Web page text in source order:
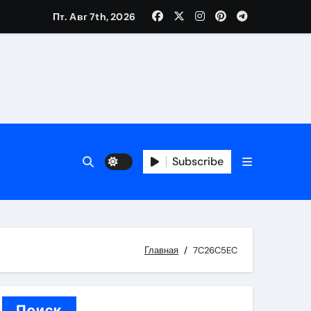
ресниц и депиляции
и обустройства мест отдыха
Пт. Авг 7th, 2026
Subscribe
Главная 7C26C5EC